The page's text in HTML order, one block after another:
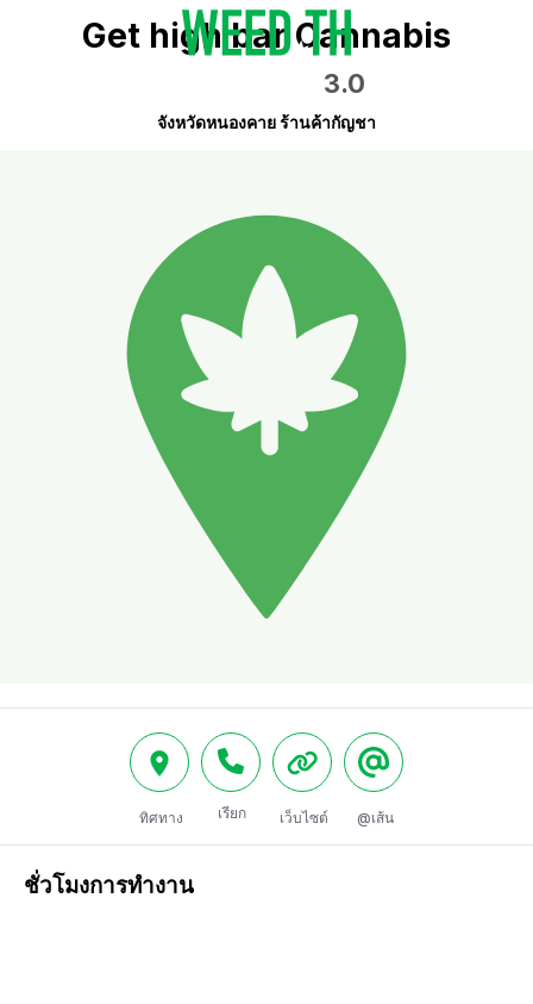
Get high bar Cannabis
3.0
จังหวัดหนองคาย ร้านค้ากัญชา
ทิศทาง เรียก เว็บไซต์ @เส้น
ชั่วโมงการทำงาน